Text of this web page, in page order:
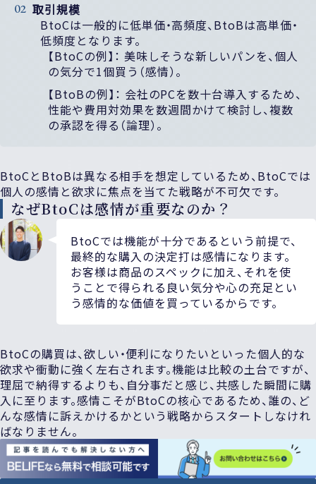
取引規模
BtoCは一般的に低単価・高頻度、BtoBは高単価・
低頻度となります。
【BtoCの例】： 美味しそうな新しいパンを、個人
の気分で1個買う（感情）。
【BtoBの例】： 会社のPCを数十台導入するため、
性能や費用対効果を数週間かけて検討し、複数
の承認を得る（論理）。
BtoCとBtoBは異なる相手を想定しているため、BtoCでは
個人の感情と欲求に焦点を当てた戦略が不可欠です。
なぜBtoCは感情が重要なのか？
BtoCでは機能が十分であるという前提で、
最終的な購入の決定打は感情になります。
お客様は商品のスペックに加え、それを使
うことで得られる良い気分や心の充足とい
う感情的な価値を買っているからです。
BtoCの購買は、欲しい・便利になりたいといった個人的な
欲求や衝動に強く左右されます。機能は比較の土台ですが、
理屈で納得するよりも、自分事だと感じ、共感した瞬間に購
入に至ります。感情こそがBtoCの核心であるため、誰の、ど
んな感情に訴えかけるかという戦略からスタートしなけれ
ばなりません。